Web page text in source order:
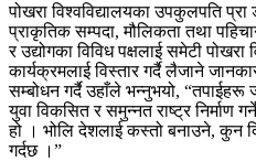
पोखरा विश्वविद्यालयका उपकुलपति
प्राकृतिक सम्पदा, मौलिकता तथा
र उद्योगका विविध पक्षलाई समेटी
कार्यक्रमलाई विस्तार गर्दै लैजाने
सम्बोधन गर्दै उहाँले भन्नुभयो,
युवा विकसित र समुन्नत राष्ट्र निर्माण
हो । भोलि देशलाई कस्तो बनाउने, कुन
गर्दछ ।”